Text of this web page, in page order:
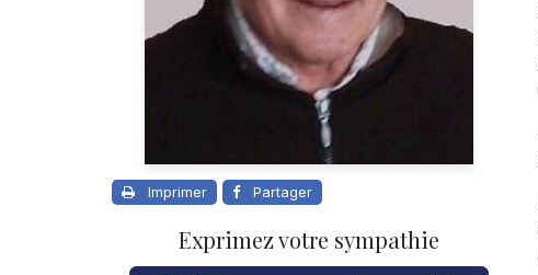
Imprimer Partager
Exprimez votre sympathie